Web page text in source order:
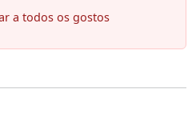
a todos os gostos